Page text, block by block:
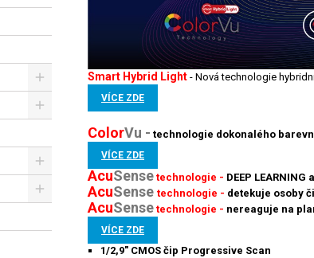
Smart Hybrid Light - Nová technologie
VÍCE ZDE
ColorVu - technologie dokonalého
VÍCE ZDE
AcuSense technologie - DEEP
AcuSense technologie - detekuje osoby
AcuSense technologie - nereaguje na
VÍCE ZDE
1/2,9" CMOS čip Progressive Scan